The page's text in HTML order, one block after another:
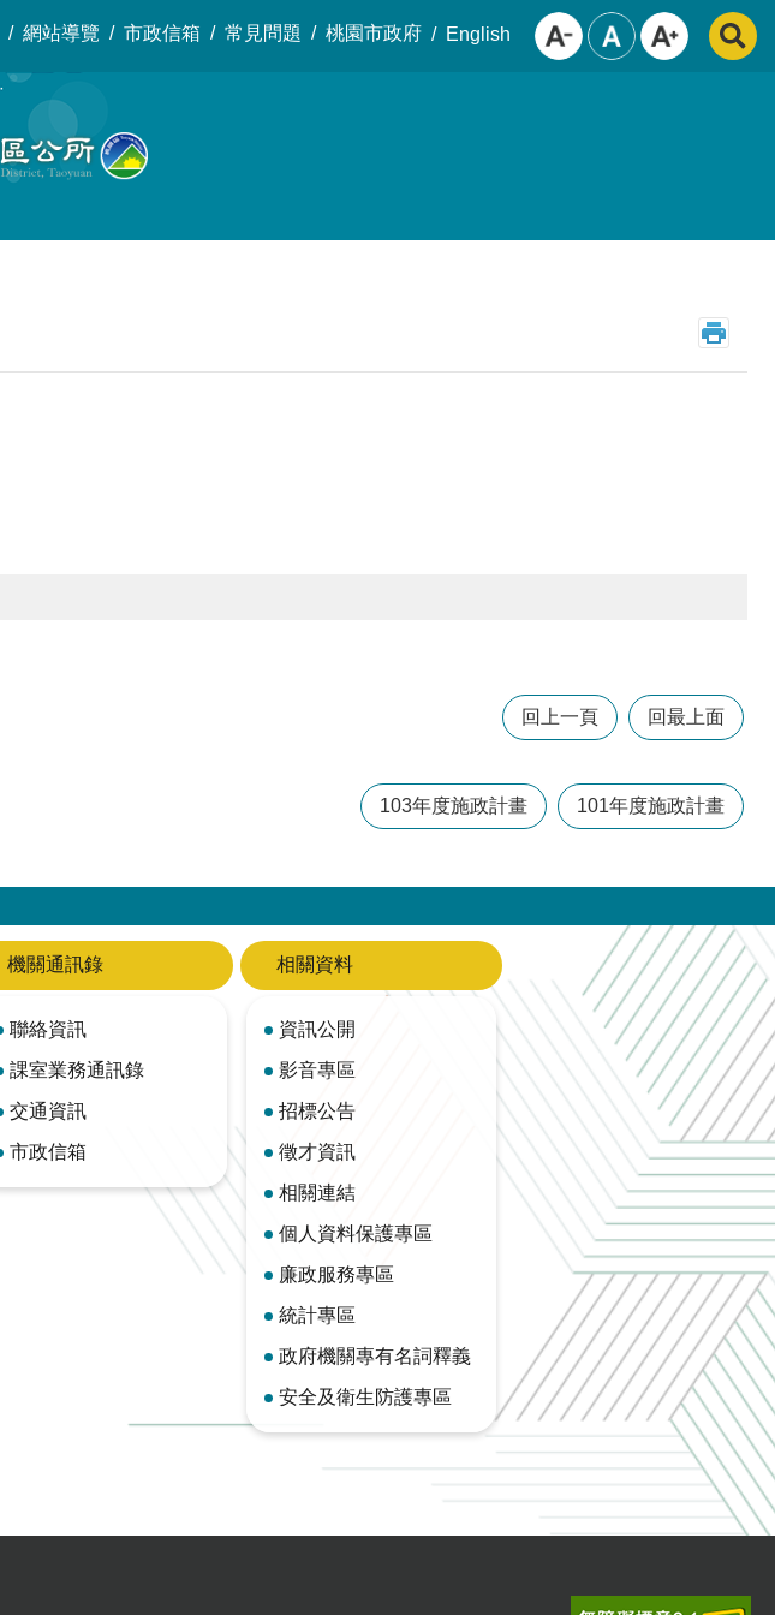
網站導覽 市政信箱 常見問題 桃園市政府 English
回上一頁 回最上面
103年度施政計畫 101年度施政計畫
機關通訊錄
聯絡資訊
課室業務通訊錄
交通資訊
市政信箱
相關資料
資訊公開
影音專區
招標公告
徵才資訊
相關連結
個人資料保護專區
廉政服務專區
統計專區
政府機關專有名詞釋義
安全及衛生防護專區